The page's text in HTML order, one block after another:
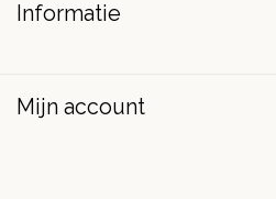
Informatie
Mijn account